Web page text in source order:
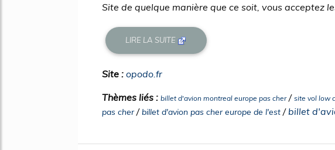
Site de quelque manière que ce soit, vous acceptez
LIRE LA SUITE
Site : opodo.fr
Thèmes liés : billet d'avion montreal europe pas cher/ site vol low
pas cher/billet d'avion pas cher europe de l'est / billet